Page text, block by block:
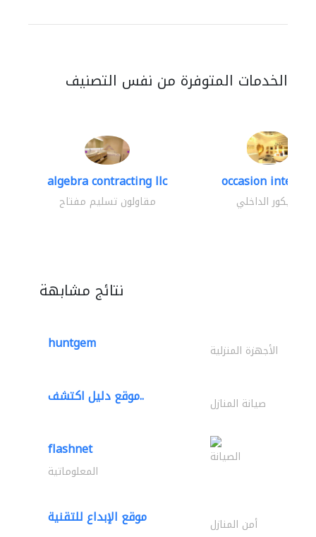
الخدمات المتوفرة من نفس التصنيف
algebra contracting llc
مقاولون تسليم مفتاح
occasion interiors
الديكور الداخلي
نتائج مشابهة
huntgem الأجهزة المنزلية
موقع دليل اكتشف.. صيانة المنازل
flashnet الصيانة
المعلوماتية
موقع الإبداع للتقنية أمن المنازل